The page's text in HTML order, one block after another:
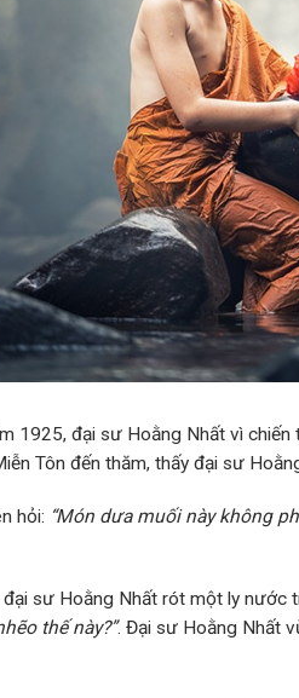
1925, đại sư Hoằng Nhất vì
Tôn đến thăm, thấy đại sư
hỏi: “Món dưa muối này không
đại sư Hoằng Nhất rót một ly nước
thế này?”. Đại sư Hoằng Nhất